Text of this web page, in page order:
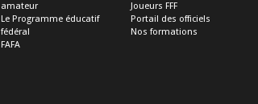
amateur
Le Programme éducatif
fédéral
FAFA
Joueurs FFF
Portail des officiels
Nos formations